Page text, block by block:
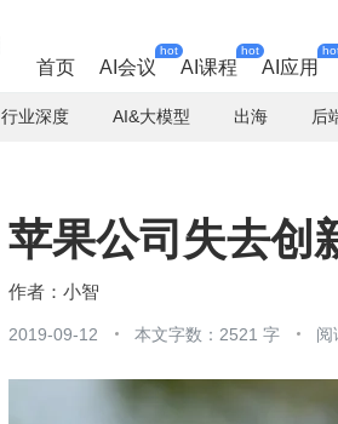
首页 AI会议
hot
AI课程
hot
AI应用
行业深度 AI&大模型 出海 后
苹果公司失去创
小智
2019-09-12 本文字数：2521 字 阅